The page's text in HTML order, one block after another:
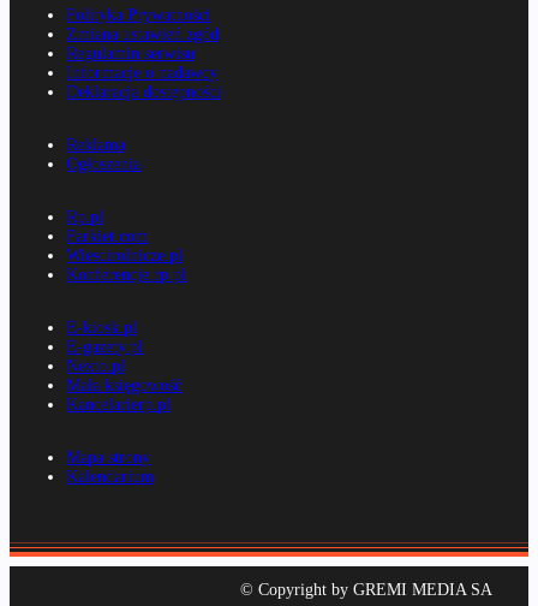
Polityka Prywatności
Zmiana ustawień zgód
Regulamin serwisu
Informacje o nadawcy
Deklaracja dostępności
Reklama
Ogłoszenia
Rp.pl
Parkiet.com
Wiescirolnicze.pl
Konferencje.rp.pl
E-kiosk.pl
E-gazety.pl
Nexto.pl
Mała księgowość
Kancelarierp.pl
Mapa strony
Kalendarium
© Copyright by GREMI MEDIA SA